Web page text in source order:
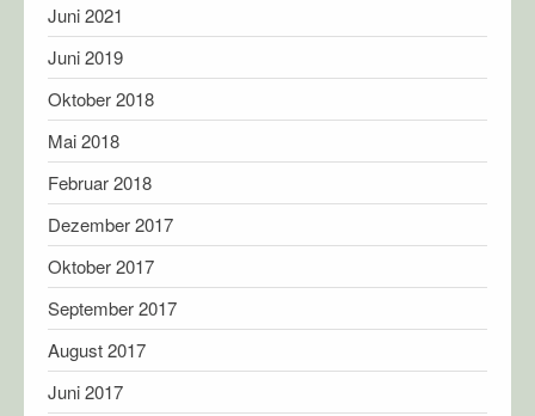
Juni 2021
Juni 2019
Oktober 2018
Mai 2018
Februar 2018
Dezember 2017
Oktober 2017
September 2017
August 2017
Juni 2017